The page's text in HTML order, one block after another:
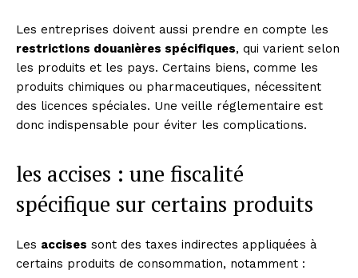
Les entreprises doivent aussi prendre en compte les
restrictions douanières spécifiques, qui varient selon
les produits et les pays. Certains biens, comme les
produits chimiques ou pharmaceutiques, nécessitent
des licences spéciales. Une veille réglementaire est
donc indispensable pour éviter les complications.
les accises : une fiscalité
spécifique sur certains produits
Les accises sont des taxes indirectes appliquées à
certains produits de consommation, notamment :